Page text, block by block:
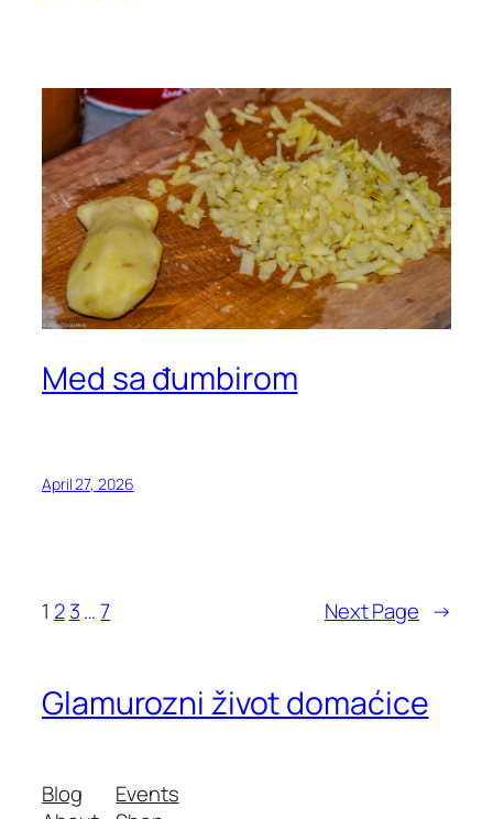
Med sa đumbirom
April 27, 2026
1 2 3… 7 Next Page →
Glamurozni život domaćice
Blog
Events